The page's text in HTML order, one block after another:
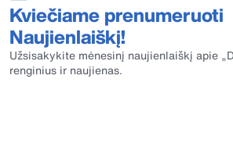
Kviečiame prenumeruoti
Naujienlaiškį!
Užsisakykite mėnesinį naujienlaiškį apie
renginius ir naujienas.